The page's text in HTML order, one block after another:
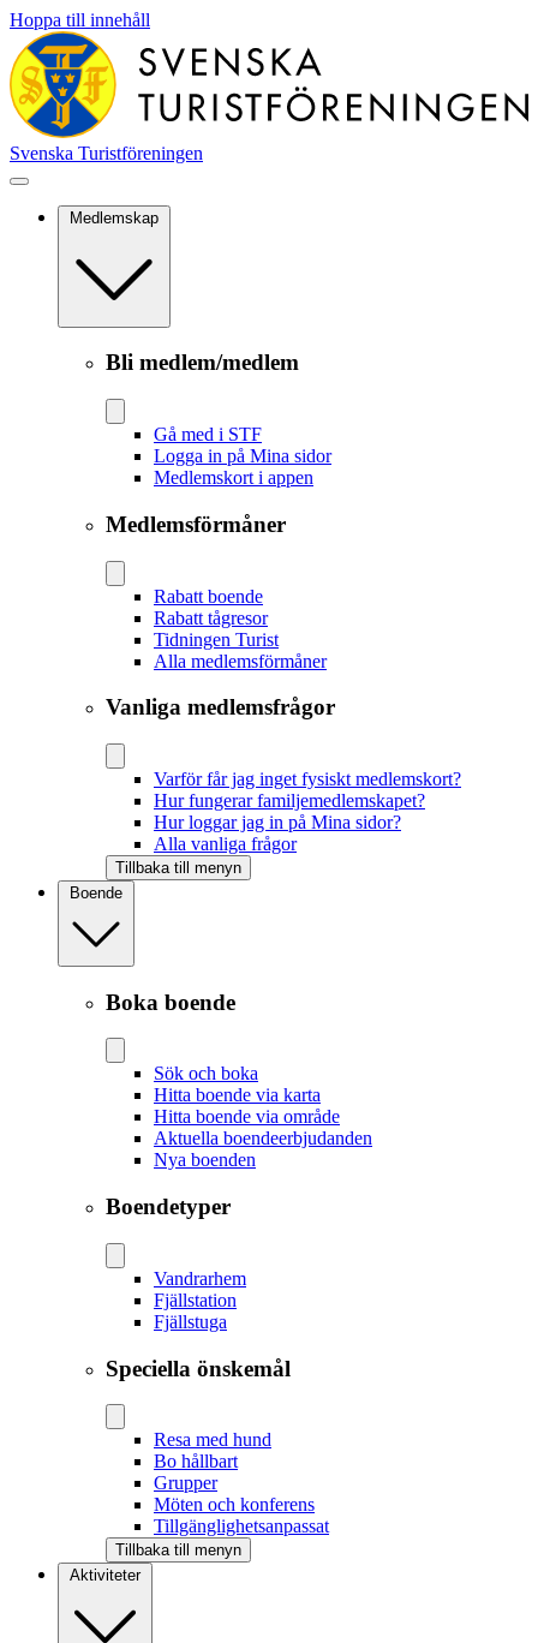
Hoppa till innehåll
Svenska Turistföreningen
Medlemskap
Bli medlem/medlem
Gå med i STF
Logga in på Mina sidor
Medlemskort i appen
Medlemsförmåner
Rabatt boende
Rabatt tågresor
Tidningen Turist
Alla medlemsförmåner
Vanliga medlemsfrågor
Varför får jag inget fysiskt medlemskort?
Hur fungerar familjemedlemskapet?
Hur loggar jag in på Mina sidor?
Alla vanliga frågor
Tillbaka till menyn
Boende
Boka boende
Sök och boka
Hitta boende via karta
Hitta boende via område
Aktuella boendeerbjudanden
Nya boenden
Boendetyper
Vandrarhem
Fjällstation
Fjällstuga
Speciella önskemål
Resa med hund
Bo hållbart
Grupper
Möten och konferens
Tillgänglighetsanpassat
Tillbaka till menyn
Aktiviteter